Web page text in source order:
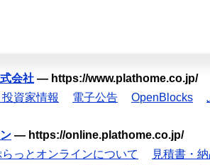
会社 — https://www.plathome.co.jp/
資家情報 電子公告 OpenBlocks
— https://online.plathome.co.jp/
らっとオンラインについて
見積書・